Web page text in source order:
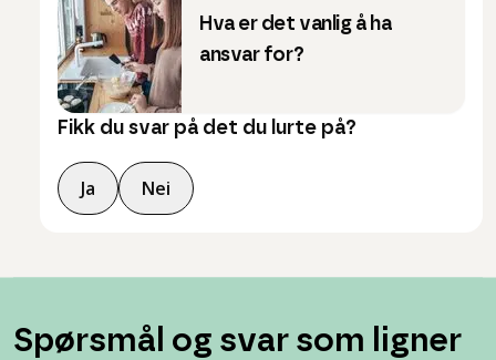
Hva er det vanlig å ha
ansvar for?
Fikk du svar på det du lurte på?
Ja Nei
Spørsmål og svar som ligner